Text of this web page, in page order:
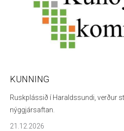
KUNNING
Ruskplássið í Haraldssundi, verður
nýggjársaftan.
21.12.2026